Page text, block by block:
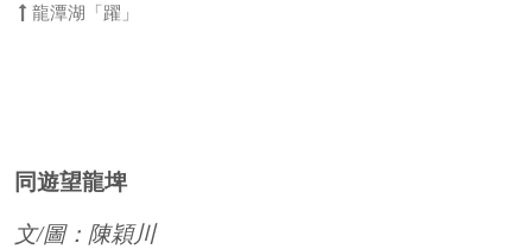
龍潭湖「躍」
同遊望龍埤
文/圖：陳穎川